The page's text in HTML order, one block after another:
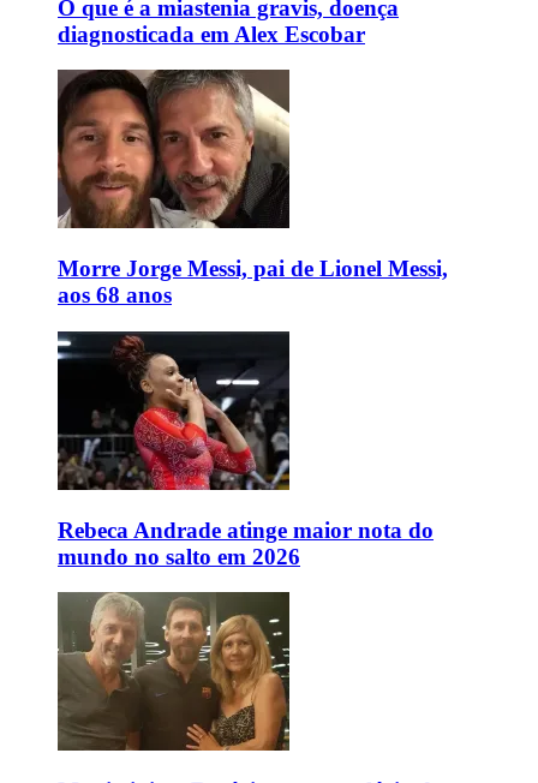
O que é a miastenia gravis, doença
diagnosticada em Alex Escobar
Morre Jorge Messi, pai de Lionel Messi,
aos 68 anos
Rebeca Andrade atinge maior nota do
mundo no salto em 2026